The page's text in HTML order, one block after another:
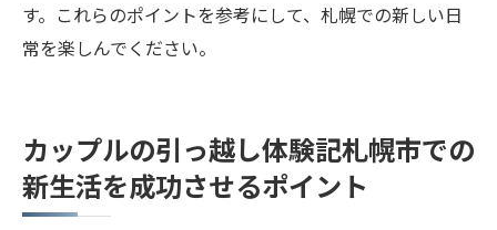
す。これらのポイントを参考にして、札幌での新しい日
常を楽しんでください。
カップルの引っ越し体験記札幌市での
新生活を成功させるポイント